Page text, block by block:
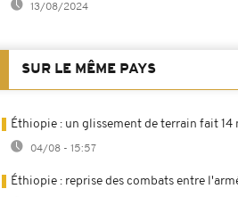
13/08/2024
SUR LE MÊME PAYS
Éthiopie : un glissement de terrain fait 14
04/08 - 15:57
Éthiopie : reprise des combats entre